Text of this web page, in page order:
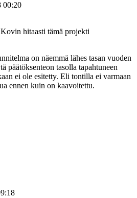
00:20
Kovin hitaasti tämä projekti
on näemmä lähes tasan vuoden
päätöksenteon tasolla tapahtuneen
ei ole esitetty. Eli tontilla ei varmaan
ennen kuin on kaavoitettu.